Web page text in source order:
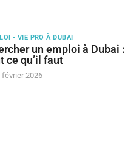
- VIE PRO À DUBAI
un emploi à Dubai :
ce qu’il faut
février 2026